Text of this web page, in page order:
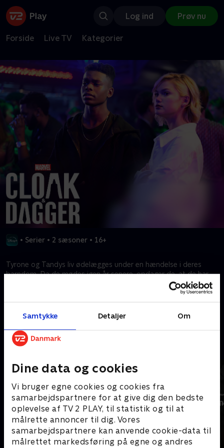
Samtykke Detaljer Om
Dine data og cookies
Vi bruger egne cookies og cookies fra
samarbejdspartnere for at give dig den bedste
oplevelse af TV 2 PLAY, til statistik og til at
målrette annoncer til dig. Vores
samarbejdspartnere kan anvende cookie-data til
målrettet markedsføring på egne og andres
Log ind Prøv nu
Forside Live TV Kategorier
• Serier • 2 sæsoner • 16+
Tyrone og Tandys liv ødelægges under en hændelse i deres
barndom. Da de mødes igen år senere, opdager de, at de har
magt over mørke og lys. Håb & Frygt. Cloak & Dagger.
Kræver tilkøb
Mere indhold fra Disney+